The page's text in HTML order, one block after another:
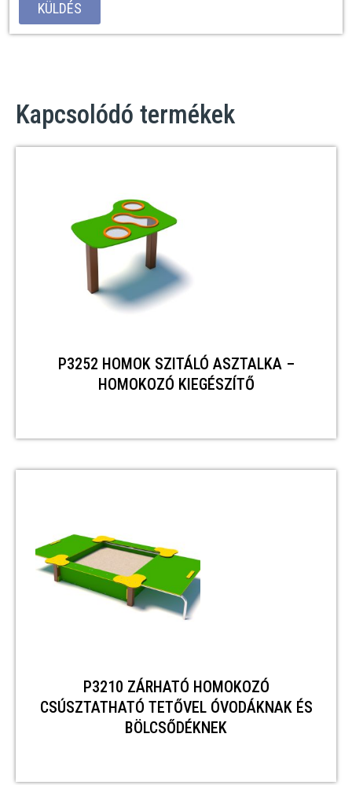
KÜLDÉS
Kapcsolódó termékek
P3252 HOMOK SZITÁLÓ ASZTALKA –
HOMOKOZÓ KIEGÉSZÍTŐ
P3210 ZÁRHATÓ HOMOKOZÓ
CSÚSZTATHATÓ TETŐVEL ÓVODÁKNAK ÉS
BÖLCSŐDÉKNEK